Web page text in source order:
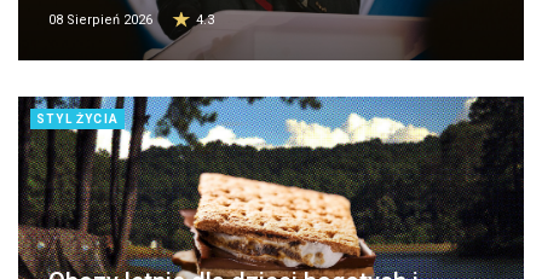
08 Sierpień 2026 4.3
STYL ŻYCIA